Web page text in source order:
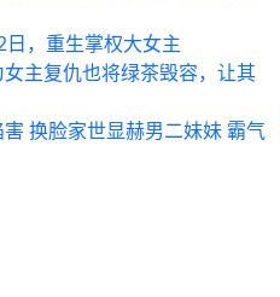
，重生掌权大女主
主复仇也将绿茶毁容，让其
换脸家世显赫男二妹妹 霸气